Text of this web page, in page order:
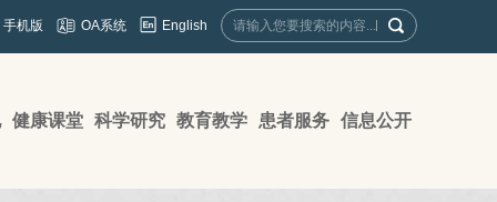
手机版 OA系统 English
健康课堂 科学研究 教育教学 患者服务 信息公开